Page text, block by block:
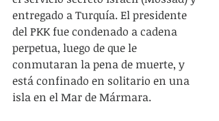
entregado a Turquía. El presidente
del PKK fue condenado a cadena
perpetua, luego de que le
conmutaran la pena de muerte, y
está confinado en solitario en una
isla en el Mar de Mármara.